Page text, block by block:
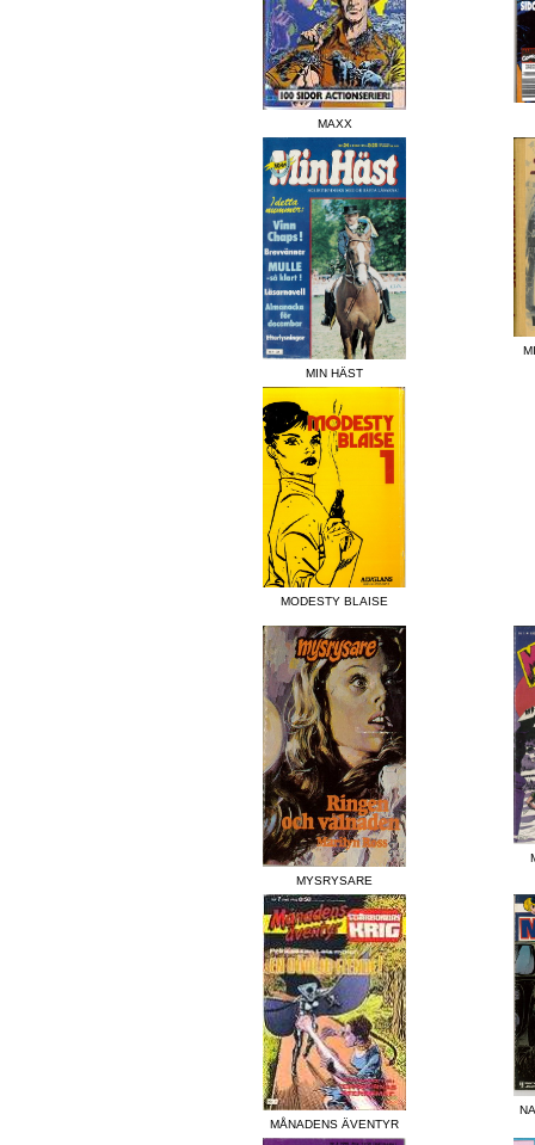
MAXX
MIN HÄST
MODESTY BLAISE
MYSRYSARE
MÅNADENS ÄVENTYR